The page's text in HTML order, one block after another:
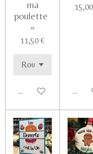
ma
poulette
»
11,50 €
Ajouter au panierVoir